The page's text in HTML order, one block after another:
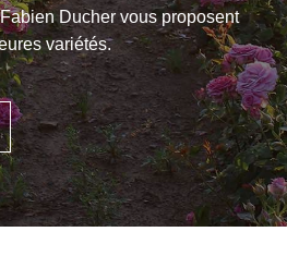
Ducher vous proposent
variétés.